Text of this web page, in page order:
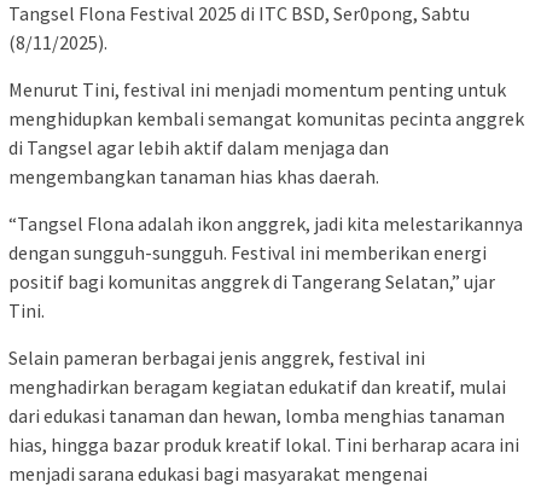
Tangsel Flona Festival 2025 di ITC BSD, Ser0pong, Sabtu
(8/11/2025).
Menurut Tini, festival ini menjadi momentum penting untuk
menghidupkan kembali semangat komunitas pecinta anggrek
di Tangsel agar lebih aktif dalam menjaga dan
mengembangkan tanaman hias khas daerah.
“Tangsel Flona adalah ikon anggrek, jadi kita melestarikannya
dengan sungguh-sungguh. Festival ini memberikan energi
positif bagi komunitas anggrek di Tangerang Selatan,” ujar
Tini.
Selain pameran berbagai jenis anggrek, festival ini
menghadirkan beragam kegiatan edukatif dan kreatif, mulai
dari edukasi tanaman dan hewan, lomba menghias tanaman
hias, hingga bazar produk kreatif lokal. Tini berharap acara ini
menjadi sarana edukasi bagi masyarakat mengenai